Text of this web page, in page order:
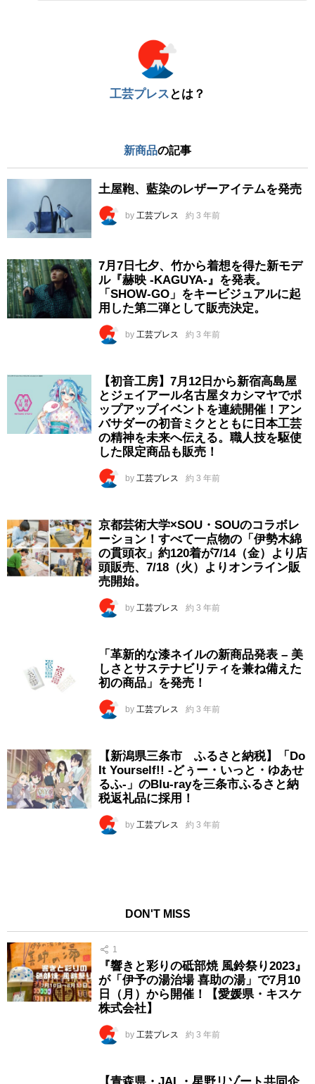
工芸プレス とは？
新商品の記事
土屋鞄、藍染のレザーアイテムを発売
by 工芸プレス 約 3 年前
7月7日七夕、竹から着想を得た新モデ
ル『赫映 -KAGUYA-』を発表。
「SHOW-GO」をキービジュアルに起
用した第二弾として販売決定。
by 工芸プレス 約 3 年前
【初音工房】7月12日から新宿高島屋
とジェイアール名古屋タカシマヤでポ
ップアップイベントを連続開催！アン
バサダーの初音ミクとともに日本工芸
の精神を未来へ伝える。職人技を駆使
した限定商品も販売！
by 工芸プレス 約 3 年前
京都芸術大学×SOU・SOUのコラボレ
ーション！すべて一点物の「伊勢木綿
の貫頭衣」約120着が7/14（金）より店
頭販売、7/18（火）よりオンライン販
売開始。
by 工芸プレス 約 3 年前
「革新的な漆ネイルの新商品発表 – 美
しさとサステナビリティを兼ね備えた
初の商品」を発売！
by 工芸プレス 約 3 年前
【新潟県三条市 ふるさと納税】「Do
It Yourself!! -どぅー・いっと・ゆあせ
るふ-」のBlu-rayを三条市ふるさと納
税返礼品に採用！
by 工芸プレス 約 3 年前
DON'T MISS
1
『響きと彩りの砥部焼 風鈴祭り2023』
が「伊予の湯治場 喜助の湯」で7月10
日（月）から開催！【愛媛県・キスケ
株式会社】
by 工芸プレス 約 3 年前